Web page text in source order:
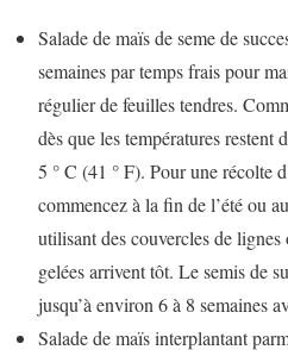
Salade de maïs de seme de
semaines par temps frais pour
régulier de feuilles tendres.
dès que les températures restent
5 ° C (41 ° F). Pour une récolte
commencez à la fin de l’été ou
utilisant des couvercles de
gelées arrivent tôt. Le semis de
jusqu’à environ 6 à 8 semaines
Salade de maïs interplantant